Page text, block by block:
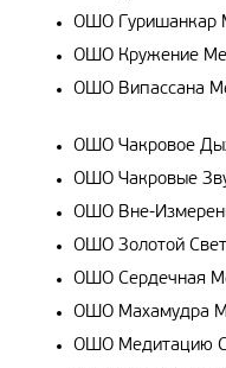
ОШО Гуришанкар
ОШО Кружение
ОШО Випассана
ОШО Чакровое
ОШО Чакровые
ОШО Вне-
ОШО Золотой
ОШО Сердечная
ОШО Махамудра
ОШО Медитацию